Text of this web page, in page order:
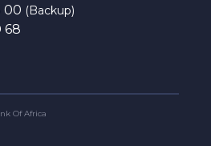
00 (Backup)
68
Of Africa